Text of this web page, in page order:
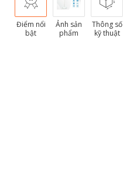
Điểm nổi
bật
Ảnh sản
phẩm
Thông số
kỹ thuật